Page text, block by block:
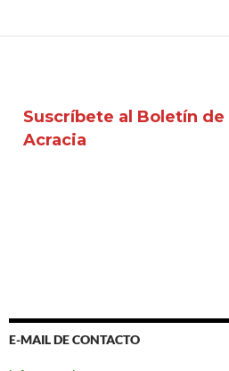
Suscríbete al Boletín de
Acracia
E-MAIL DE CONTACTO